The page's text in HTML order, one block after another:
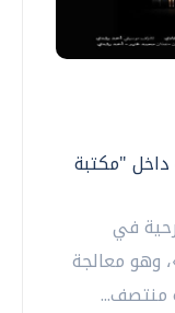
داخل "مكتبة
في
وهو معالجة
منتصف...